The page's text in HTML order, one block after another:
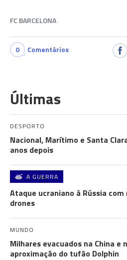
FC BARCELONA
0 Comentários
Últimas
DESPORTO
Nacional, Marítimo e Santa
anos depois
A GUERRA
Ataque ucraniano à Rússia
drones
MUNDO
Milhares evacuados na China e
aproximação do tufão Dolphin